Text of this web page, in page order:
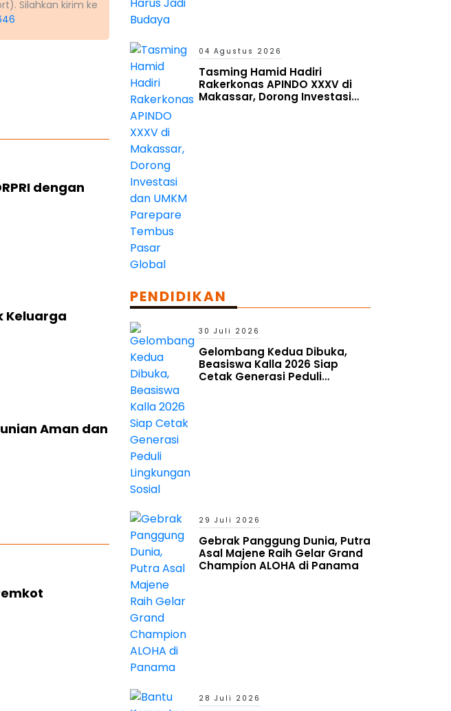
Silahkan kirim ke
dengan
Keluarga
Aman dan
04 Agustus 2026
Tasming Hamid Hadiri
Rakerkonas APINDO XXXV di
Makassar, Dorong Investasi
PENDIDIKAN
30 Juli 2026
Gelombang Kedua Dibuka,
Beasiswa Kalla 2026 Siap
Cetak Generasi Peduli
29 Juli 2026
Gebrak Panggung Dunia, Putra
Asal Majene Raih Gelar Grand
Champion ALOHA di Panama
28 Juli 2026